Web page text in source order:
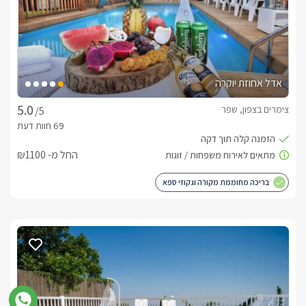
לראות את יער שפר, החורשים הטבעיים הסמוכים ואת הכנרת היפה.
חוויית החורף במתחם
בעונה הגשומה תוכלו ליהנות מראות מדהימה ובלתי רגילה אל
מרחבי הנוף, לצלם וליהנות מאוויר צלול ובריא.כל יחידה מציעה
לאורחיה מרחב פנימי מחבק ומחומם, כאשר בסוויטה ישנם בנוסף
קמין מפנק וג'קוזי ספא זרמים מחמם. בשיא העונה ייתכנו שלגים וכן
*מתחם הסוויטה - מגודרת,פרטית וצנועה. כמו כן קיימת נגישות
אדל אחוזת יוקרה
/5
צימרים בצפון, שפר
החל מ- ₪1100
בריכה מחוממת מקורה וגקוזי ספא